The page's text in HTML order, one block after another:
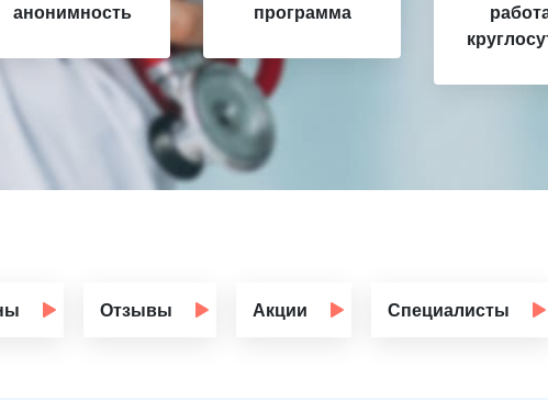
анонимность
программа
Отзывы Акции Специалисты